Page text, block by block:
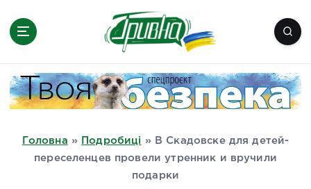
Миколаїв, Одеса, Мелітополь
Головна » Подробиці »
В Скадовске для детей-
переселенцев провели утренник и вручили
подарки